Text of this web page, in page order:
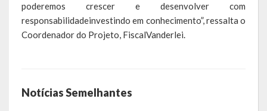
Leis Orçamentárias
Leis e Decretos
Editais
poderemos crescer e desenvolver com
responsabilidadeinvestindo em conhecimento”, ressalta o
Coordenador do Projeto, FiscalVanderlei.
Notícias Semelhantes